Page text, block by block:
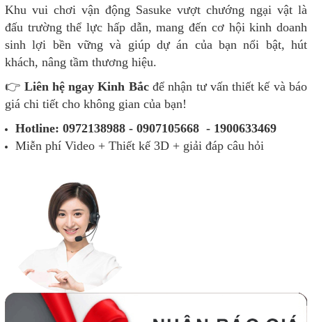
Khu vui chơi vận động Sasuke vượt chướng ngại vật là
đấu trường thể lực hấp dẫn, mang đến cơ hội kinh doanh
sinh lợi bền vững và giúp dự án của bạn nổi bật, hút
khách, nâng tầm thương hiệu.
👉 Liên hệ ngay Kinh Bắcđể nhận tư vấn thiết kế và báo
giá chi tiết cho không gian của bạn!
Hotline: 0972138988 - 0907105668 - 1900633469
Miễn phí Video + Thiết kế 3D + giải đáp câu hỏi